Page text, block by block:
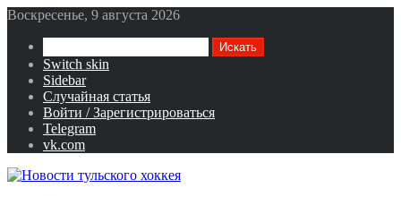
Воскресенье, 9 августа 2026
Искать
Switch skin
Sidebar
Случайная статья
Войти / Зарегистрироваться
Telegram
vk.com